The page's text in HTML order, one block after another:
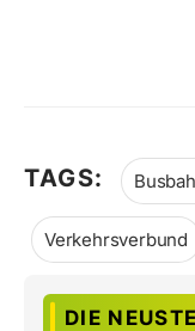
TAGS:
Verkehrsverbund
DIE